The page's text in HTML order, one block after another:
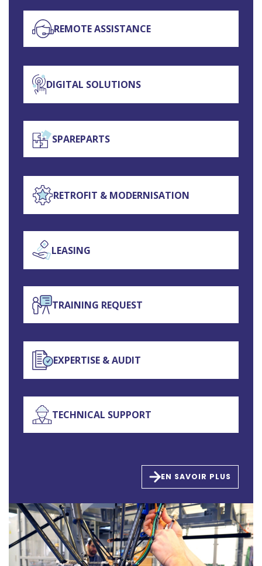
REMOTE ASSISTANCE
DIGITAL SOLUTIONS
SPAREPARTS
RETROFIT & MODERNISATION
LEASING
TRAINING REQUEST
EXPERTISE & AUDIT
TECHNICAL SUPPORT
EN SAVOIR PLUS